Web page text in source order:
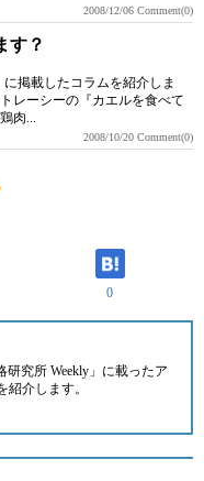
2008/12/06 Comment(0)
す？
掲載したコラムを紹介しま
レーシーの『カエルを食べて
肉...
2008/10/20 Comment(0)
0
究所 Weekly」に載ったア
介します。